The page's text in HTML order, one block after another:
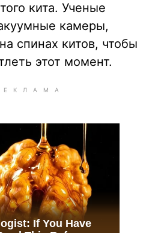
кита. Ученые
камеры,
спинах китов, чтобы
этот момент.